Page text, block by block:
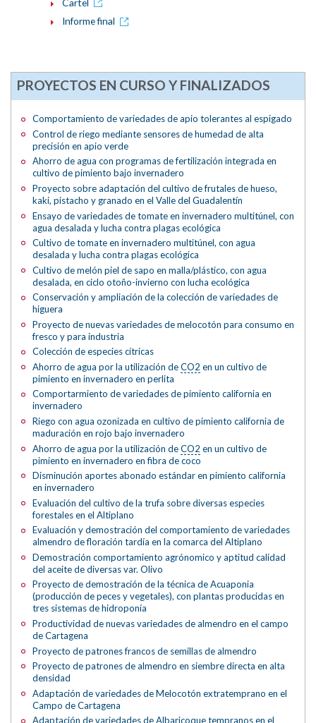
Informe final
PROYECTOS EN CURSO Y FINALIZADOS
Comportamiento de variedades de apio tolerantes al espigado
Control de riego mediante sensores de humedad de alta
precisión en apio verde
Ahorro de agua con programas de fertilización integrada en
cultivo de pimiento bajo invernadero
Proyecto sobre adaptación del cultivo de frutales de hueso,
kaki, pistacho y granado en el Valle del Guadalentín
Ensayo de variedades de tomate en invernadero multitúnel, con
agua desalada y lucha contra plagas ecológica
Cultivo de tomate en invernadero multitúnel, con agua
desalada y lucha contra plagas ecológica
Cultivo de melón piel de sapo en malla/plástico, con agua
desalada, en ciclo otoño-invierno con lucha ecológica
Conservación y ampliación de la colección de variedades de
higuera
Proyecto de nuevas variedades de melocotón para consumo en
fresco y para industria
Colección de especies cítricas
Ahorro de agua por la utilización deCO2 en un cultivo de
pimiento en invernadero en perlita
Comportarmiento de variedades de pimiento california en
invernadero
Riego con agua ozonizada en cultivo de pimiento california de
maduración en rojo bajo invernadero
Ahorro de agua por la utilización deCO2 en un cultivo de
pimiento en invernadero en fibra de coco
Disminución aportes abonado estándar en pimiento california
en invernadero
Evaluación del cultivo de la trufa sobre diversas especies
forestales en el Altiplano
Evaluación y demostración del comportamiento de variedades
almendro de floración tardía en la comarca del Altiplano
Demostración comportamiento agrónomico y aptitud calidad
del aceite de diversas var. Olivo
Proyecto de demostración de la técnica de Acuaponia
(producción de peces y vegetales), con plantas producidas en
tres sistemas de hidroponía
Productividad de nuevas variedades de almendro en el campo
de Cartagena
Proyecto de patrones francos de semillas de almendro
Proyecto de patrones de almendro en siembre directa en alta
densidad
Adaptación de variedades de Melocotón extratemprano en el
Campo de Cartagena
Adaptación de variedades de Albaricoque tempranos en el